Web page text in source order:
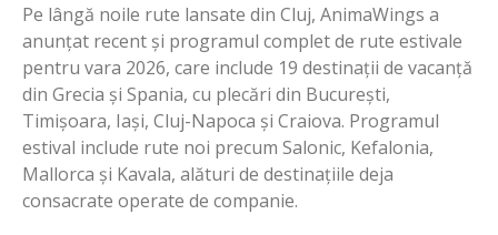
Pe lângă noile rute lansate din Cluj, AnimaWings a
anunțat recent și programul complet de rute estivale
pentru vara 2026, care include 19 destinații de vacanță
din Grecia și Spania, cu plecări din București,
Timișoara, Iași, Cluj-Napoca și Craiova. Programul
estival include rute noi precum Salonic, Kefalonia,
Mallorca și Kavala, alături de destinațiile deja
consacrate operate de companie.